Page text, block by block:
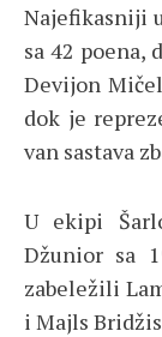
Najefikasniji
sa 42 poena,
Devijon
dok je
van sastava
U ekipi
Džunior sa
zabeležili
i Majls